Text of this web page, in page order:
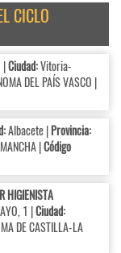
CICLO
|Ciudad:Vitoria-
DEL PAÍS VASCO |
Albacete |Provincia:
|Código
HIGIENISTA
1 |Ciudad:
DE CASTILLA-LA